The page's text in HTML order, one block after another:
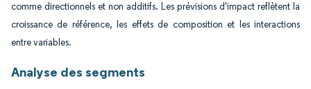
comme directionnels et non additifs. Les prévisions d'impact reflètent la
croissance de référence, les effets de composition et les interactions
entre variables.
Analyse des segments